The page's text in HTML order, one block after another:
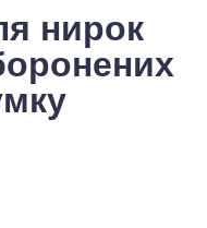
нирок